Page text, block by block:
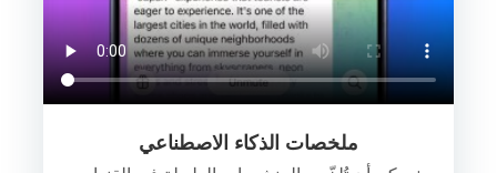
ملخصات الذكاء الاصطناعي